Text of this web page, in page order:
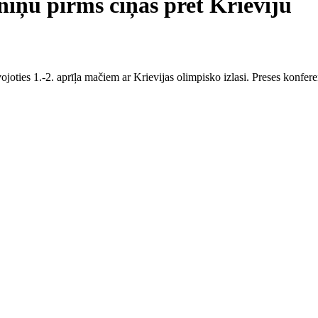
pirms cīņas pret Krieviju
1.-2. aprīļa mačiem ar Krievijas olimpisko izlasi. Preses